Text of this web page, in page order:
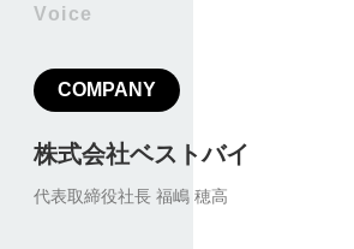
Voice
COMPANY
株式会社ベストバイ
代表取締役社長 福嶋 穂高